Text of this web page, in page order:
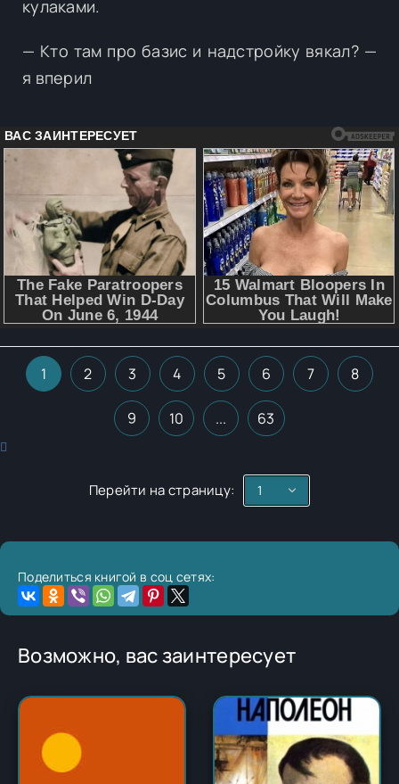
кулаками.
— Кто там про базис и надстройку вякал? —
я вперил
1 2 3 4 5 6 7 8
9 10 ... 63
Перейти на страницу:
Поделиться книгой в соц сетях:
Возможно, вас заинтересует